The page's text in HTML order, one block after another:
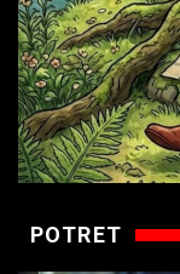
POTRET